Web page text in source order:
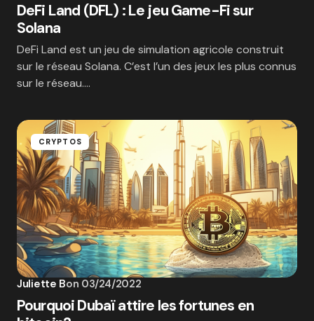
DeFi Land (DFL) : Le jeu Game-Fi sur
Solana
DeFi Land est un jeu de simulation agricole construit
sur le réseau Solana. C’est l’un des jeux les plus connus
sur le réseau.…
CRYPTOS
Juliette Bon 03/24/2022
Pourquoi Dubaï attire les fortunes en